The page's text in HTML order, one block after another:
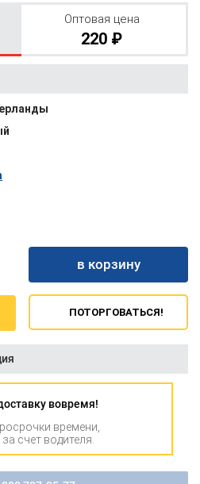
Оптовая цена
220 ₽
в корзину
ПОТОРГОВАТЬСЯ!
вовремя!
времени,
счет водителя.